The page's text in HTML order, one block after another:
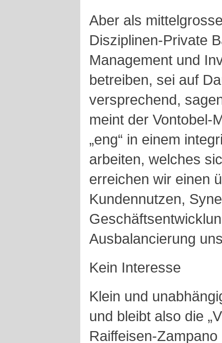
Aber als
Disziplinen-Private
Management und
betreiben, sei auf
versprechend,
meint der Vontobel-
„eng“ in einem
arbeiten, welches
erreichen wir einen
Kundennutzen,
Ausbalancierung
Kein Interesse
Klein und
und bleibt also die
Raiffeisen-